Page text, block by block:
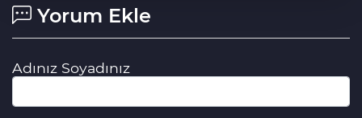
Gökhan Karagöz Dünya Evine Girdi
Yorum Ekle
Adınız Soyadınız